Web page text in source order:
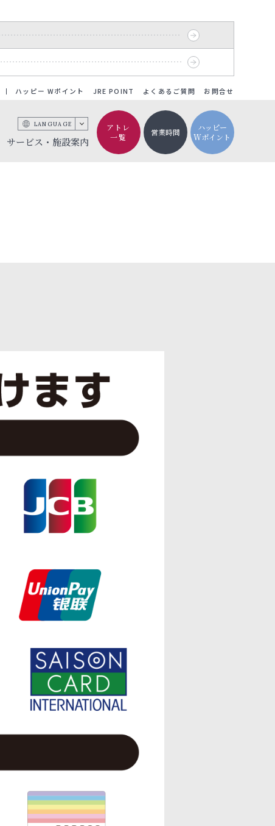
ハッピー Wポイント JRE POINT よくあるご質問 お問合せ
サービス・施設案内
LANGUAGE
アトレ
一覧
営業時間
ハッピー
Wポイント